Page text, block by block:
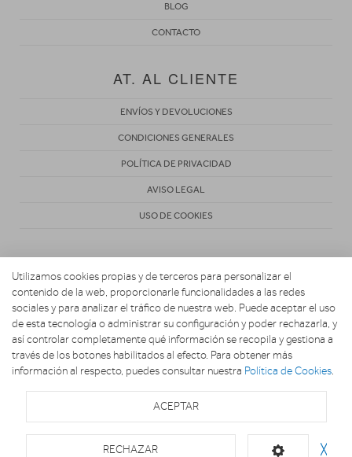
BLOG
CONTACTO
AT. AL CLIENTE
ENVÍOS Y DEVOLUCIONES
CONDICIONES GENERALES
POLÍTICA DE PRIVACIDAD
AVISO LEGAL
USO DE COOKIES
Copyright 2026. ELECTROFERNANDEZ
Utilizamos cookies propias y de terceros para personalizar el
contenido de la web, proporcionarle funcionalidades a las redes
sociales y para analizar el tráfico de nuestra web. Puede aceptar el uso
de esta tecnología o administrar su configuración y poder rechazarla, y
así controlar completamente qué información se recopila y gestiona a
través de los botones habilitados al efecto. Para obtener más
información al respecto, puedes consultar nuestra Política de Cookies.
ACEPTAR
RECHAZAR ╳